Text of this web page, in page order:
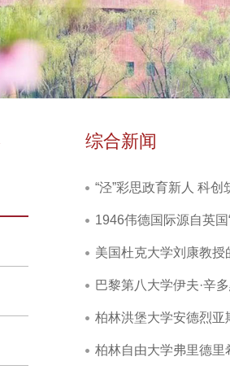
综合新闻
“泾”彩思政育新人 科
1946伟德国际源自英
美国杜克大学刘康教授
巴黎第八大学伊夫·辛
柏林洪堡大学安德烈亚
柏林自由大学弗里德里